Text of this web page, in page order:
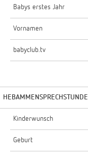
Babys erstes Jahr
Vornamen
babyclub.tv
HEBAMMENSPRECHSTUNDE
Kinderwunsch
Geburt